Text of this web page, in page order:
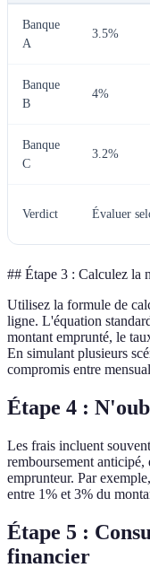
Banque
A
3.5%
Banque
B
4%
Banque
C
3.2%
Verdict Évaluer
## Étape 3 : Calculez la
Utilisez la formule de
ligne. L'équation
montant emprunté, le
En simulant plusieurs
compromis entre
Étape 4 :
Les frais incluent
remboursement anticipé,
emprunteur. Par
entre 1% et 3% du
Étape 5 :
financier